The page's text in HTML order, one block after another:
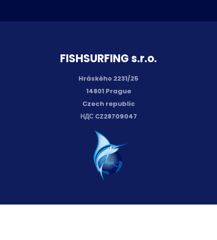
FISH­SURFING s.r.o.
Hráského 2231/25
14801 Prague
Czech republic
НДС CZ28709047